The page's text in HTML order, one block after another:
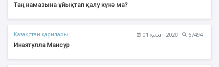
Таң намазына ұйықтап қалу күнә ма?
Қазақстан қарилары 01 қазан 2020
67494
Инаятулла Мансур